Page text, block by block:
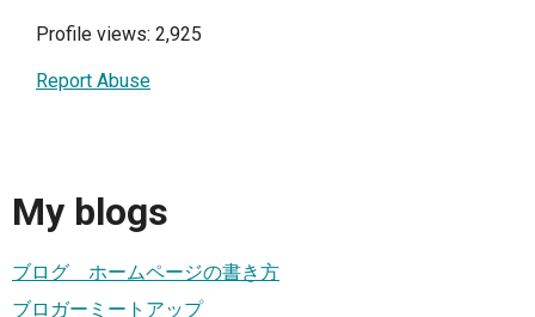
Profile views: 2,925
Report Abuse
My blogs
ブログ ホームページの書き方
ブロガーミートアップ